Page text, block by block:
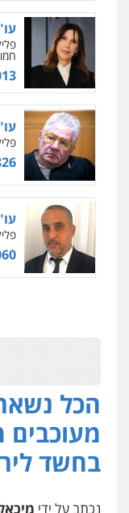
גל
לבן
פלילי
הכל
מעוכבים
בחשד
נכתב על ידי